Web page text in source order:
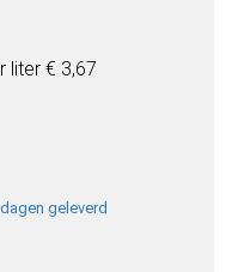
liter € 3,67
geleverd